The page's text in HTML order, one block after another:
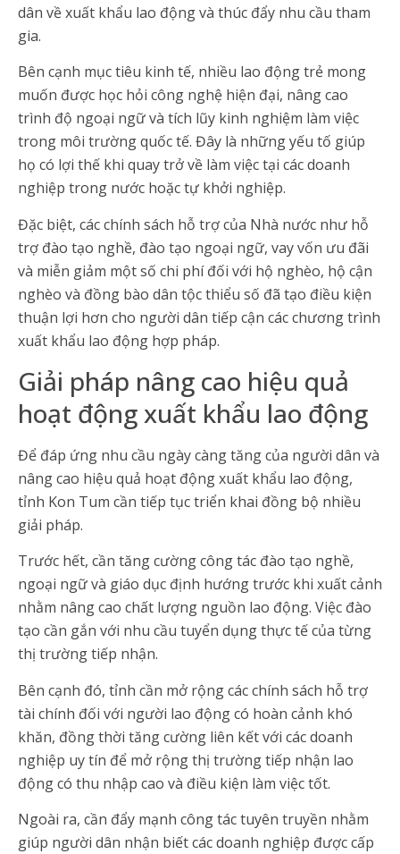
dân về xuất khẩu lao động và thúc đẩy nhu cầu tham
gia.
Bên cạnh mục tiêu kinh tế, nhiều lao động trẻ mong
muốn được học hỏi công nghệ hiện đại, nâng cao
trình độ ngoại ngữ và tích lũy kinh nghiệm làm việc
trong môi trường quốc tế. Đây là những yếu tố giúp
họ có lợi thế khi quay trở về làm việc tại các doanh
nghiệp trong nước hoặc tự khởi nghiệp.
Đặc biệt, các chính sách hỗ trợ của Nhà nước như hỗ
trợ đào tạo nghề, đào tạo ngoại ngữ, vay vốn ưu đãi
và miễn giảm một số chi phí đối với hộ nghèo, hộ cận
nghèo và đồng bào dân tộc thiểu số đã tạo điều kiện
thuận lợi hơn cho người dân tiếp cận các chương trình
xuất khẩu lao động hợp pháp.
Giải pháp nâng cao hiệu quả
hoạt động xuất khẩu lao động
Để đáp ứng nhu cầu ngày càng tăng của người dân và
nâng cao hiệu quả hoạt động xuất khẩu lao động,
tỉnh Kon Tum cần tiếp tục triển khai đồng bộ nhiều
giải pháp.
Trước hết, cần tăng cường công tác đào tạo nghề,
ngoại ngữ và giáo dục định hướng trước khi xuất cảnh
nhằm nâng cao chất lượng nguồn lao động. Việc đào
tạo cần gắn với nhu cầu tuyển dụng thực tế của từng
thị trường tiếp nhận.
Bên cạnh đó, tỉnh cần mở rộng các chính sách hỗ trợ
tài chính đối với người lao động có hoàn cảnh khó
khăn, đồng thời tăng cường liên kết với các doanh
nghiệp uy tín để mở rộng thị trường tiếp nhận lao
động có thu nhập cao và điều kiện làm việc tốt.
Ngoài ra, cần đẩy mạnh công tác tuyên truyền nhằm
giúp người dân nhận biết các doanh nghiệp được cấp